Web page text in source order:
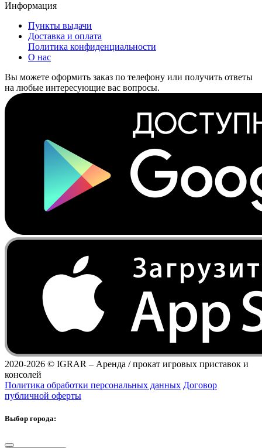
Информация
Пункты выдачи
Доставка и оплата
Политика конфиденциальности
О нас
Вы можете оформить заказ по телефону или получить ответы
на любые интересующие вас вопросы.
2020-2026 © IGRAR – Аренда / прокат игровых приставок и
консолей
Политика обработки персональных данных Договор
публичной оферты
Выбор города: